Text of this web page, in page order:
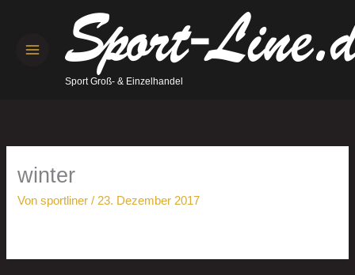
springen
Sport Groß- & Einzelhandel
winter
Vonsportliner/ 23. Dezember 2017